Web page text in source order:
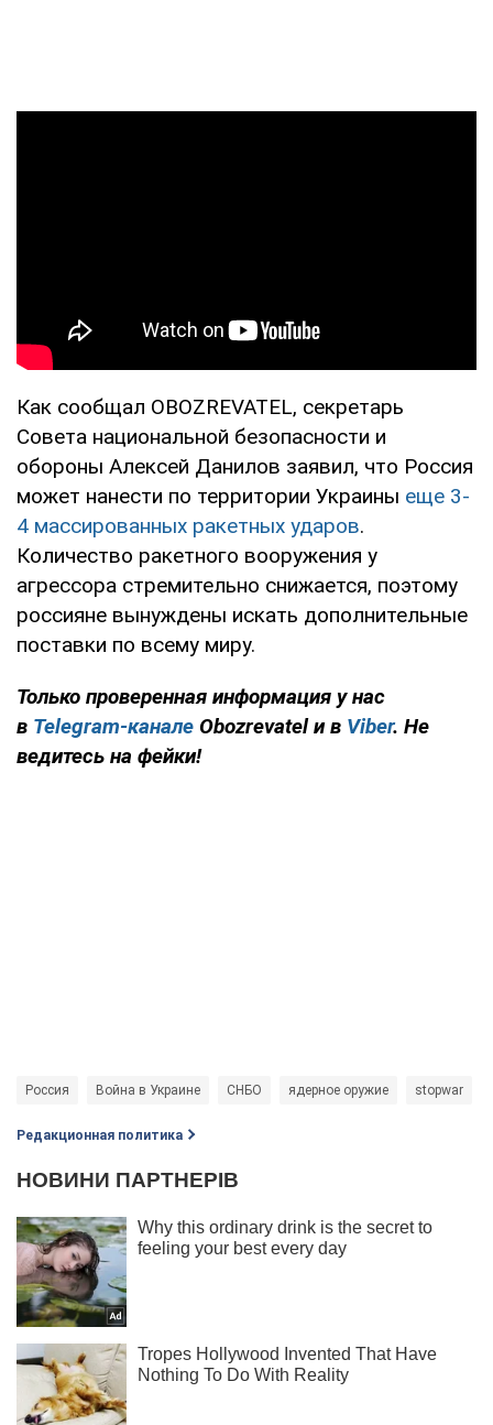
Как сообщал OBOZREVATEL, секретарь
Совета национальной безопасности и
обороны Алексей Данилов заявил, что Россия
может нанести по территории Украины еще 3-
4 массированных ракетных ударов.
Количество ракетного вооружения у
агрессора стремительно снижается, поэтому
россияне вынуждены искать дополнительные
поставки по всему миру.
Только проверенная информация у нас
в Telegram-канале Obozrevatel и в Viber. Не
ведитесь на фейки!
Россия Война в Украине СНБО ядерное оружие stopwar
Редакционная политика